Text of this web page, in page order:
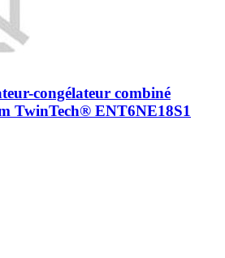
congélateur combiné
TwinTech® ENT6NE18S1